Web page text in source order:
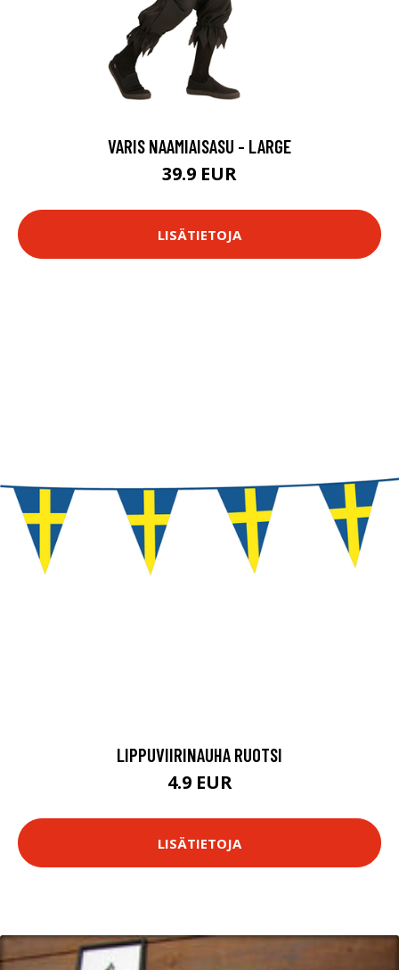
VARIS NAAMIAISASU - LARGE
39.9 EUR
LISÄTIETOJA
LIPPUVIIRINAUHA RUOTSI
4.9 EUR
LISÄTIETOJA